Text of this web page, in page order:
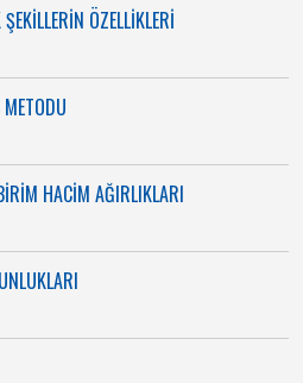
ÖZELLİKLERİ
HACİM AĞIRLIKLARI